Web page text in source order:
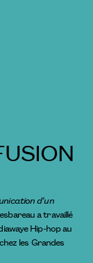
d’un
a travaillé
Hip-hop au
les Grandes